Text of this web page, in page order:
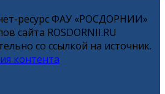
ресурс ФАУ «РОСДОРНИИ»
сайта ROSDORNII.RU
со ссылкой на источник.
контента